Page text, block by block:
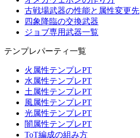
古戦場武器の性能と属性変更先
四象降臨の交換武器
ジョブ専用武器一覧
テンプレパーティ一覧
火属性テンプレPT
水属性テンプレPT
土属性テンプレPT
風属性テンプレPT
光属性テンプレPT
闇属性テンプレPT
ToT編成の組み方